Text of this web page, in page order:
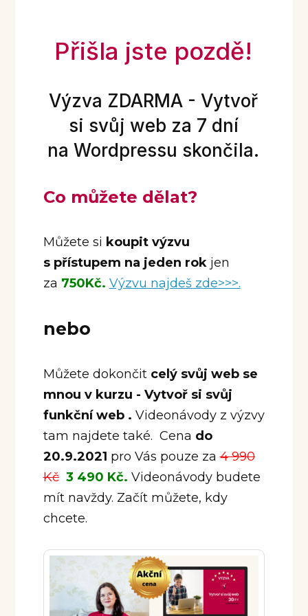
Přišla jste pozdě!
Výzva ZDARMA - Vytvoř
si svůj web za 7 dní
na Wordpressu skončila.
Co můžete dělat?
Můžete si koupit výzvu
s přístupem na jeden rokjen
za 750Kč. Výzvu najdeš zde>>>.
nebo
Můžete dokončitcelý svůj web se
mnou v kurzu - Vytvoř si svůj
funkční web . Videonávody z výzvy
tam najdete také. Cena do
20.9.2021 pro Vás pouze za4 990
Kč 3 490 Kč. Videonávody budete
mít navždy. Začít můžete, kdy
chcete.